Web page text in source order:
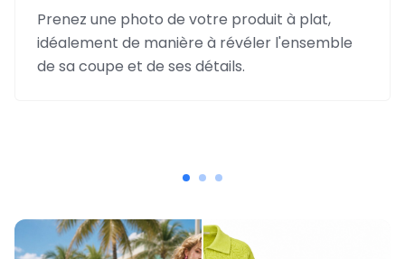
Prenez une photo de votre produit à plat,
idéalement de manière à révéler l'ensemble
de sa coupe et de ses détails.